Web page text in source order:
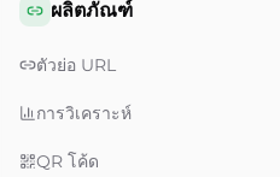
ผลิตภัณฑ์
ตัวย่อ URL
การวิเคราะห์
QR โค้ด